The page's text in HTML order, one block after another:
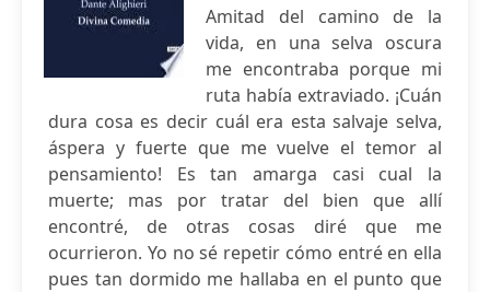
Amitad del camino de la
vida, en una selva oscura
me encontraba porque mi
ruta había extraviado. ¡Cuán
dura cosa es decir cuál era esta salvaje selva,
áspera y fuerte que me vuelve el temor al
pensamiento! Es tan amarga casi cual la
muerte; mas por tratar del bien que allí
encontré, de otras cosas diré que me
ocurrieron. Yo no sé repetir cómo entré en ella
pues tan dormido me hallaba en el punto que